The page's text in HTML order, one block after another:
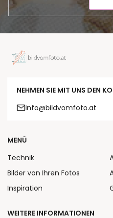
NEHMEN SIE MIT UNS DEN
info@bildvomfoto.at
MENÜ
Technik
Bilder von Ihren Fotos
Inspiration
WEITERE INFORMATIONEN